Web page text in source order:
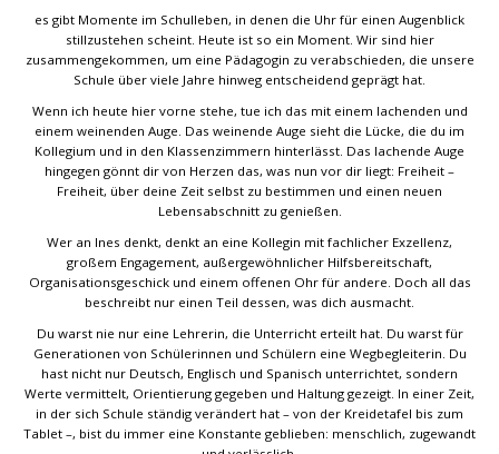
es gibt Momente im Schulleben, in denen die Uhr für einen Augenblick
stillzustehen scheint. Heute ist so ein Moment. Wir sind hier
zusammengekommen, um eine Pädagogin zu verabschieden, die unsere
Schule über viele Jahre hinweg entscheidend geprägt hat.
Wenn ich heute hier vorne stehe, tue ich das mit einem lachenden und
einem weinenden Auge. Das weinende Auge sieht die Lücke, die du im
Kollegium und in den Klassenzimmern hinterlässt. Das lachende Auge
hingegen gönnt dir von Herzen das, was nun vor dir liegt: Freiheit –
Freiheit, über deine Zeit selbst zu bestimmen und einen neuen
Lebensabschnitt zu genießen.
Wer an Ines denkt, denkt an eine Kollegin mit fachlicher Exzellenz,
großem Engagement, außergewöhnlicher Hilfsbereitschaft,
Organisationsgeschick und einem offenen Ohr für andere. Doch all das
beschreibt nur einen Teil dessen, was dich ausmacht.
Du warst nie nur eine Lehrerin, die Unterricht erteilt hat. Du warst für
Generationen von Schülerinnen und Schülern eine Wegbegleiterin. Du
hast nicht nur Deutsch, Englisch und Spanisch unterrichtet, sondern
Werte vermittelt, Orientierung gegeben und Haltung gezeigt. In einer Zeit,
in der sich Schule ständig verändert hat – von der Kreidetafel bis zum
Tablet –, bist du immer eine Konstante geblieben: menschlich, zugewandt